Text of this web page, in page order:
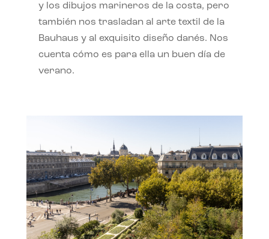
y los dibujos marineros de la costa, pero
también nos trasladan al arte textil de la
Bauhaus y al exquisito diseño danés. Nos
cuenta cómo es para ella un buen día de
verano.